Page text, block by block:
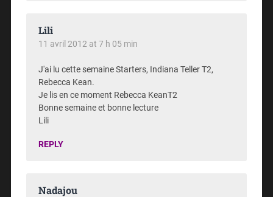
Lili
11 avril 2012 at 7 h 05 min
J'ai lu cette semaine Starters, Indiana Teller T2,
Rebecca Kean.
Je lis en ce moment Rebecca KeanT2
Bonne semaine et bonne lecture
Lili
REPLY
Nadajou